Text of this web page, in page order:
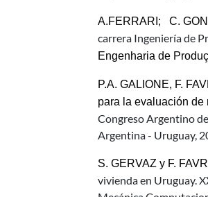
A.FERRARI;   C.
carrera Ingeniería de
Engenharia de
P.A. GALIONE, F.
para la evaluación de
Congreso Argentino
Argentina - Uruguay,
S. GERVAZ y F.
vivienda en Uruguay.